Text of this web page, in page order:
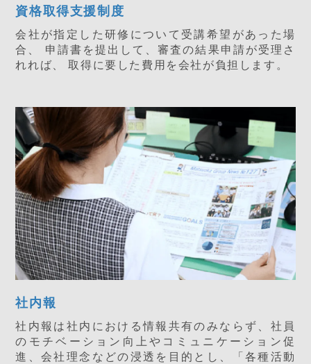
資格取得支援制度
会社が指定した研修について受講希望があった場
合、 申請書を提出して、審査の結果申請が受理さ
れれば、 取得に要した費用を会社が負担します。
社内報
社内報は社内における情報共有のみならず、社員
のモチベーション向上やコミュニケーション促
進、会社理念などの浸透を目的とし、「各種活動